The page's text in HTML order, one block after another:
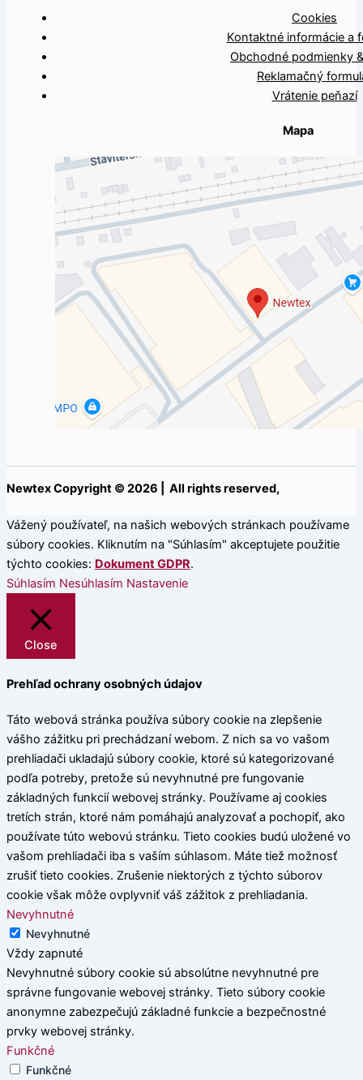
Cookies
Kontaktné informácie a
Obchodné podmienky
Reklamačný
Vrátenie peňazí
Mapa
Newtex Copyright © 2026 | All rights reserved,
Vážený používateľ, na našich webových stránkach používame
súbory cookies. Kliknutím na "Súhlasím" akceptujete použitie
týchto cookies: Dokument GDPR.
Súhlasím Nesúhlasím Nastavenie
Close
Prehľad ochrany osobných údajov
Táto webová stránka používa súbory cookie na zlepšenie
vášho zážitku pri prechádzaní webom. Z nich sa vo vašom
prehliadači ukladajú súbory cookie, ktoré sú kategorizované
podľa potreby, pretože sú nevyhnutné pre fungovanie
základných funkcií webovej stránky. Používame aj cookies
tretích strán, ktoré nám pomáhajú analyzovať a pochopiť, ako
používate túto webovú stránku. Tieto cookies budú uložené vo
vašom prehliadači iba s vaším súhlasom. Máte tiež možnosť
zrušiť tieto cookies. Zrušenie niektorých z týchto súborov
cookie však môže ovplyvniť váš zážitok z prehliadania.
Nevyhnutné
Nevyhnutné
Vždy zapnuté
Nevyhnutné súbory cookie sú absolútne nevyhnutné pre
správne fungovanie webovej stránky. Tieto súbory cookie
anonymne zabezpečujú základné funkcie a bezpečnostné
prvky webovej stránky.
Funkčné
Funkčné